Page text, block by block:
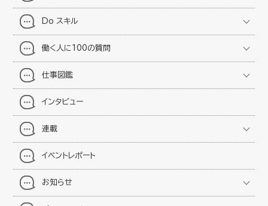
Do スキル
働く人に100の質問
仕事図鑑
インタビュー
連載
イベントレポート
お知らせ